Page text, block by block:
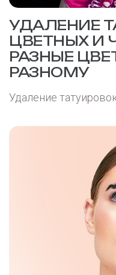
УДАЛЕНИЕ
ЦВЕТНЫХ И
РАЗНЫЕ
РАЗНОМУ
Удаление